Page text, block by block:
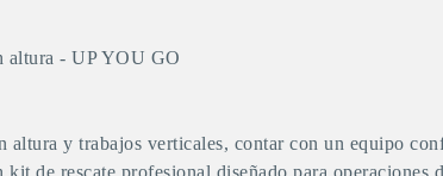
altura y trabajos verticales, contar con un equipo
de rescate profesional diseñado para operaciones